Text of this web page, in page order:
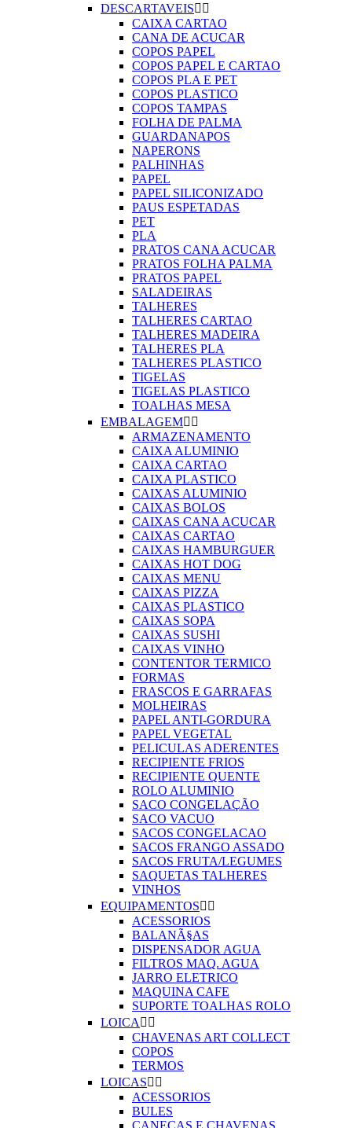
DESCARTAVEIS 
CAIXA CARTAO
CANA DE ACUCAR
COPOS PAPEL
COPOS PAPEL E CARTAO
COPOS PLA E PET
COPOS PLASTICO
COPOS TAMPAS
FOLHA DE PALMA
GUARDANAPOS
NAPERONS
PALHINHAS
PAPEL
PAPEL SILICONIZADO
PAUS ESPETADAS
PET
PLA
PRATOS CANA ACUCAR
PRATOS FOLHA PALMA
PRATOS PAPEL
SALADEIRAS
TALHERES
TALHERES CARTAO
TALHERES MADEIRA
TALHERES PLA
TALHERES PLASTICO
TIGELAS
TIGELAS PLASTICO
TOALHAS MESA
EMBALAGEM 
ARMAZENAMENTO
CAIXA ALUMINIO
CAIXA CARTAO
CAIXA PLASTICO
CAIXAS ALUMINIO
CAIXAS BOLOS
CAIXAS CANA ACUCAR
CAIXAS CARTAO
CAIXAS HAMBURGUER
CAIXAS HOT DOG
CAIXAS MENU
CAIXAS PIZZA
CAIXAS PLASTICO
CAIXAS SOPA
CAIXAS SUSHI
CAIXAS VINHO
CONTENTOR TERMICO
FORMAS
FRASCOS E GARRAFAS
MOLHEIRAS
PAPEL ANTI-GORDURA
PAPEL VEGETAL
PELICULAS ADERENTES
RECIPIENTE FRIOS
RECIPIENTE QUENTE
ROLO ALUMINIO
SACO CONGELAÇÃO
SACO VACUO
SACOS CONGELACAO
SACOS FRANGO ASSADO
SACOS FRUTA/LEGUMES
SAQUETAS TALHERES
VINHOS
EQUIPAMENTOS 
ACESSORIOS
BALANÃ§AS
DISPENSADOR AGUA
FILTROS MAQ. AGUA
JARRO ELETRICO
MAQUINA CAFE
SUPORTE TOALHAS ROLO
LOICA  
CHAVENAS ART COLLECT
COPOS
TERMOS
LOICAS 
ACESSORIOS
BULES
CANECAS E CHAVENAS